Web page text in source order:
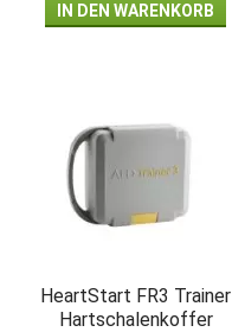
IN DEN WARENKORB
HeartStart FR3 Trainer
Hartschalenkoffer